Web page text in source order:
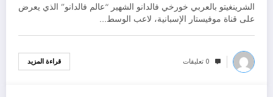
الشرينغيتو بالعربي خورخي فالدانو الشهير “عالم فالدانو” الذي يعرض
على قناة موفيستار الإسبانية، لاعب الوسط…
0 تعليقات قراءة المزيد